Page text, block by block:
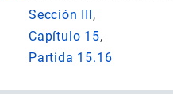
Sección III
Capítulo 15
Partida 15.16